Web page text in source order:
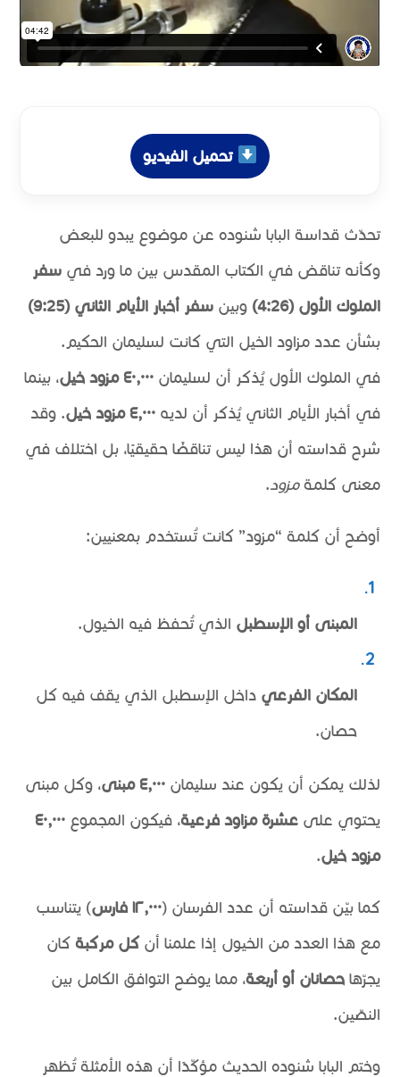
تحميل الفيديو
تحدّث قداسة البابا شنوده عن موضوع يبدو للبعض
وكأنه تناقض في الكتاب المقدس بين ما ورد فيسفر
الملوك الأول (4:26)
وبينسفر أخبار الأيام الثاني (9:25)
بشأن عدد مزاود الخيل التي كانت لسليمان الحكيم.
في الملوك الأول يُذكر أن لسليمان٤٠,٠٠٠ مزود خيل
، بينما
في أخبار الأيام الثاني يُذكر أن لديه٤,٠٠٠ مزود خيل
. وقد
شرح قداسته أن هذا ليس تناقضًا حقيقيًا، بل اختلاف في
معنى كلمةمزود.
أوضح أن كلمة “مزود” كانت تُستخدم بمعنيين:
المبنى أو الإسطبل الذي تُحفظ فيه الخيول.
المكان الفرعي داخل الإسطبل الذي يقف فيه كل
حصان.
لذلك يمكن أن يكون عند سليمان٤,٠٠٠ مبنى
، وكل مبنى
يحتوي علىعشرة مزاود فرعية، فيكون المجموع٤٠,٠٠٠
مزود خيل.
كما بيّن قداسته أن عدد الفرسان (١٢,٠٠٠ فارس
) يتناسب
مع هذا العدد من الخيول إذا علمنا أنكل مركبة كان
يجرّهاحصانان أو أربعة، مما يوضح التوافق الكامل بين
النصّين.
وختم البابا شنوده الحديث مؤكّدًا أن هذه الأمثلة تُظهر